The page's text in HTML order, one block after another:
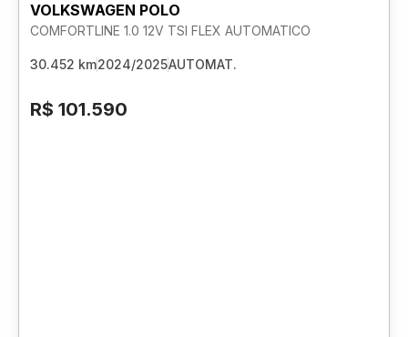
VOLKSWAGEN POLO
COMFORTLINE 1.0 12V TSI FLEX AUTOMATICO
30.452 km2024/2025AUTOMAT.
R$ 101.590